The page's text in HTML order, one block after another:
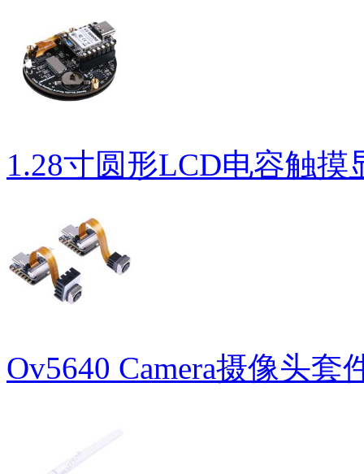
1.28寸圆形LCD电容触摸
Ov5640 Camera摄像头套